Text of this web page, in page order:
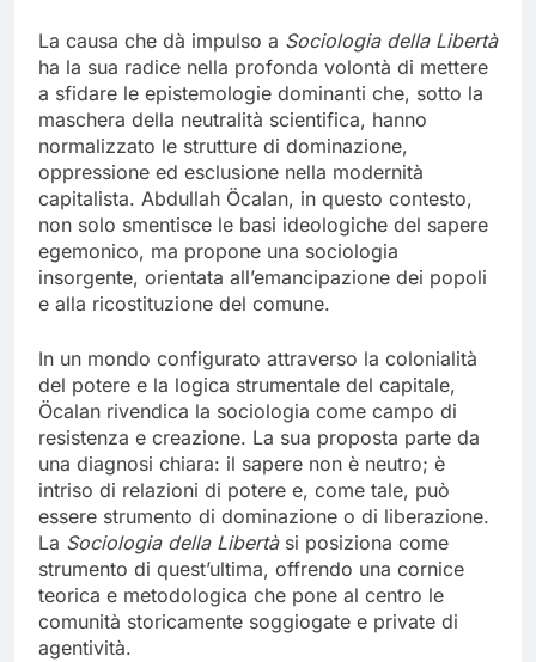
La causa che dà impulso a Sociologia della Libertà
ha la sua radice nella profonda volontà di mettere
a sfidare le epistemologie dominanti che, sotto la
maschera della neutralità scientifica, hanno
normalizzato le strutture di dominazione,
oppressione ed esclusione nella modernità
capitalista. Abdullah Öcalan, in questo contesto,
non solo smentisce le basi ideologiche del sapere
egemonico, ma propone una sociologia
insorgente, orientata all’emancipazione dei popoli
e alla ricostituzione del comune.
In un mondo configurato attraverso la colonialità
del potere e la logica strumentale del capitale,
Öcalan rivendica la sociologia come campo di
resistenza e creazione. La sua proposta parte da
una diagnosi chiara: il sapere non è neutro; è
intriso di relazioni di potere e, come tale, può
essere strumento di dominazione o di liberazione.
La Sociologia della Libertàsi posiziona come
strumento di quest’ultima, offrendo una cornice
teorica e metodologica che pone al centro le
comunità storicamente soggiogate e private di
agentività.